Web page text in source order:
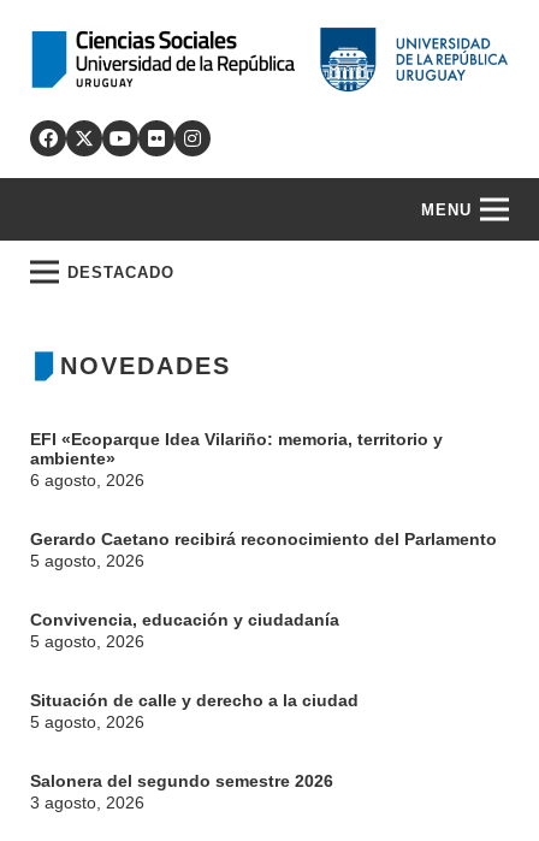
MENU
DESTACADO
NOVEDADES
EFI «Ecoparque Idea Vilariño: memoria, territorio y
ambiente»
6 agosto, 2026
Gerardo Caetano recibirá reconocimiento del Parlamento
5 agosto, 2026
Convivencia, educación y ciudadanía
5 agosto, 2026
Situación de calle y derecho a la ciudad
5 agosto, 2026
Salonera del segundo semestre 2026
3 agosto, 2026